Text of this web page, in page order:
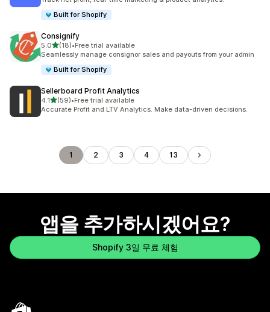
Built for Shopify
Consignify
5.0별 5개 중
(18)
총 리뷰 18개
•Free trial available
Seamlessly manage consignor sales and payouts from your admin
Built for Shopify
Sellerboard Profit Analytics
4.1별 5개 중
(59)
총 리뷰 59개
•Free trial available
Accurate Profit and LTV Analytics. Make data-driven decisions.
1 2 3 4 13
앱을 추가하시겠어요?
Shopify 3일 무료 체험